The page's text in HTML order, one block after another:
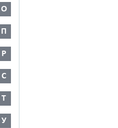
О
П
Р
С
Т
У